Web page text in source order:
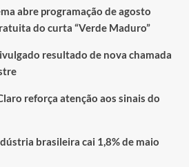
abre programação de agosto
do curta “Verde Maduro”
resultado de nova chamada
reforça atenção aos sinais do
brasileira cai 1,8% de maio